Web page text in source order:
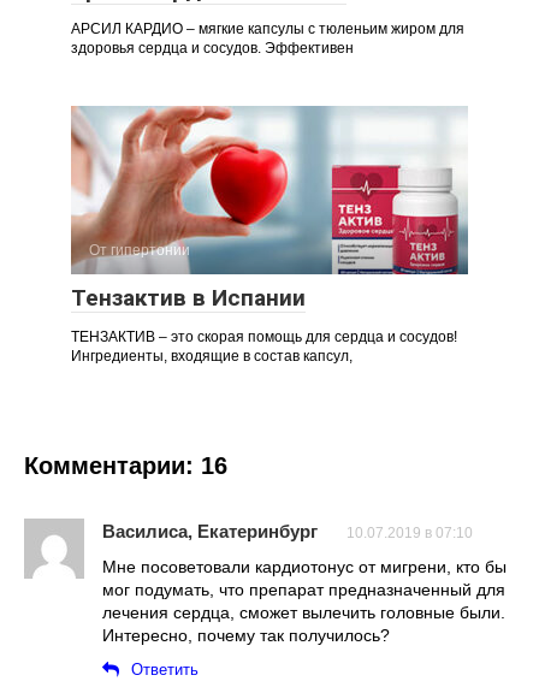
АРСИЛ КАРДИО – мягкие капсулы с тюленьим жиром для
здоровья сердца и сосудов. Эффективен
От гипертонии
Тензактив в Испании
ТЕНЗАКТИВ – это скорая помощь для сердца и сосудов!
Ингредиенты, входящие в состав капсул,
Комментарии: 16
Василиса, Екатеринбург 10.07.2019 в 07:10
Мне посоветовали кардиотонус от мигрени, кто бы
мог подумать, что препарат предназначенный для
лечения сердца, сможет вылечить головные были.
Интересно, почему так получилось?
Ответить